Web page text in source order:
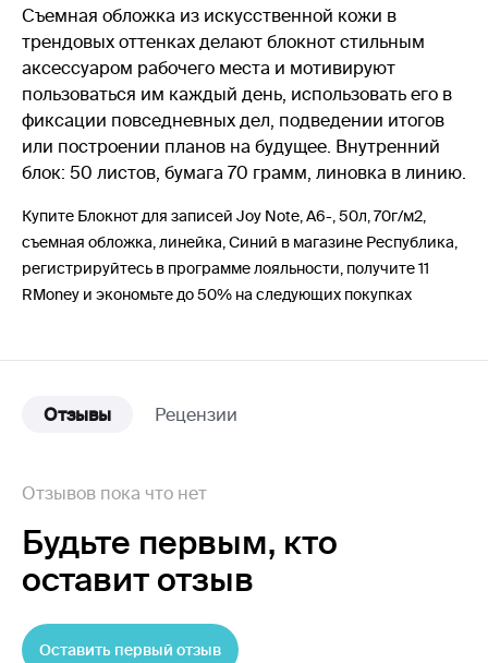
Съемная обложка из искусственной кожи в
трендовых оттенках делают блокнот стильным
аксессуаром рабочего места и мотивируют
пользоваться им каждый день, использовать его в
фиксации повседневных дел, подведении итогов
или построении планов на будущее. Внутренний
блок: 50 листов, бумага 70 грамм, линовка в линию.
Купите Блокнот для записей Joy Note, А6-, 50л, 70г/м2,
съемная обложка, линейка, Синий в магазине Республика,
регистрируйтесь в программе лояльности, получите 11
RMoney и экономьте до 50% на следующих покупках
Отзывы Рецензии
Отзывов пока что нет
Будьте первым, кто
оставит отзыв
Оставить первый отзыв